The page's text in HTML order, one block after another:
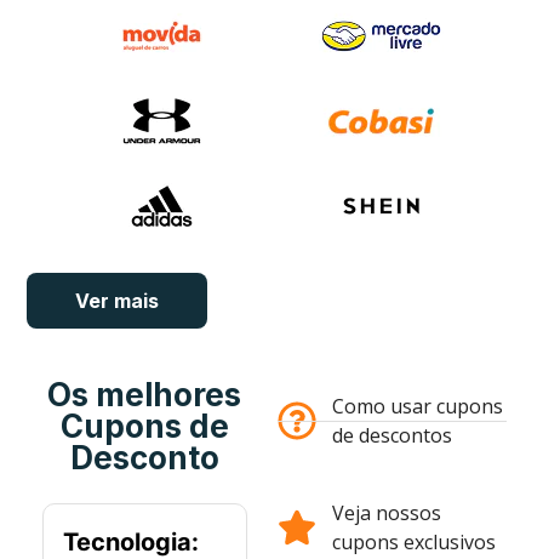
Ver mais
Os melhores
Cupons de
Desconto
Tecnologia:
Como usar cupons
de descontos
Veja nossos
cupons exclusivos